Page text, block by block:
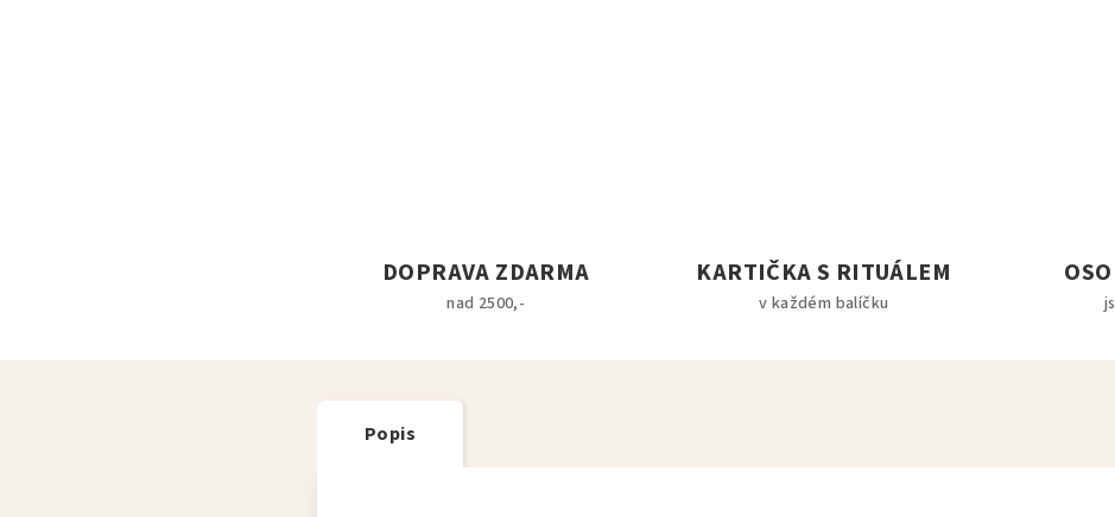
DOPRAVA ZDARMA
nad 2500,-
KARTIČKA S RITUÁLEM
v každém balíčku
Popis